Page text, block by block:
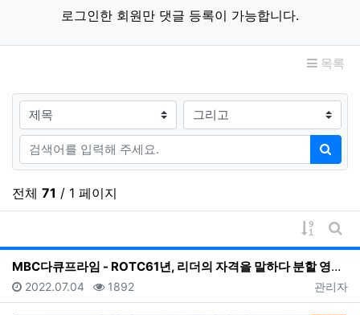
로그인한 회원만 댓글 등록이 가능합니다.
목록
검색대상
검색어
검색
전체 71 / 1 페이지
게시물
게
MBC다큐프라임 - ROTC61년, 리더의 자격을 말하다 분할 영상 모음
등록자
관리자
등록일
2022.07.04 조회
1892